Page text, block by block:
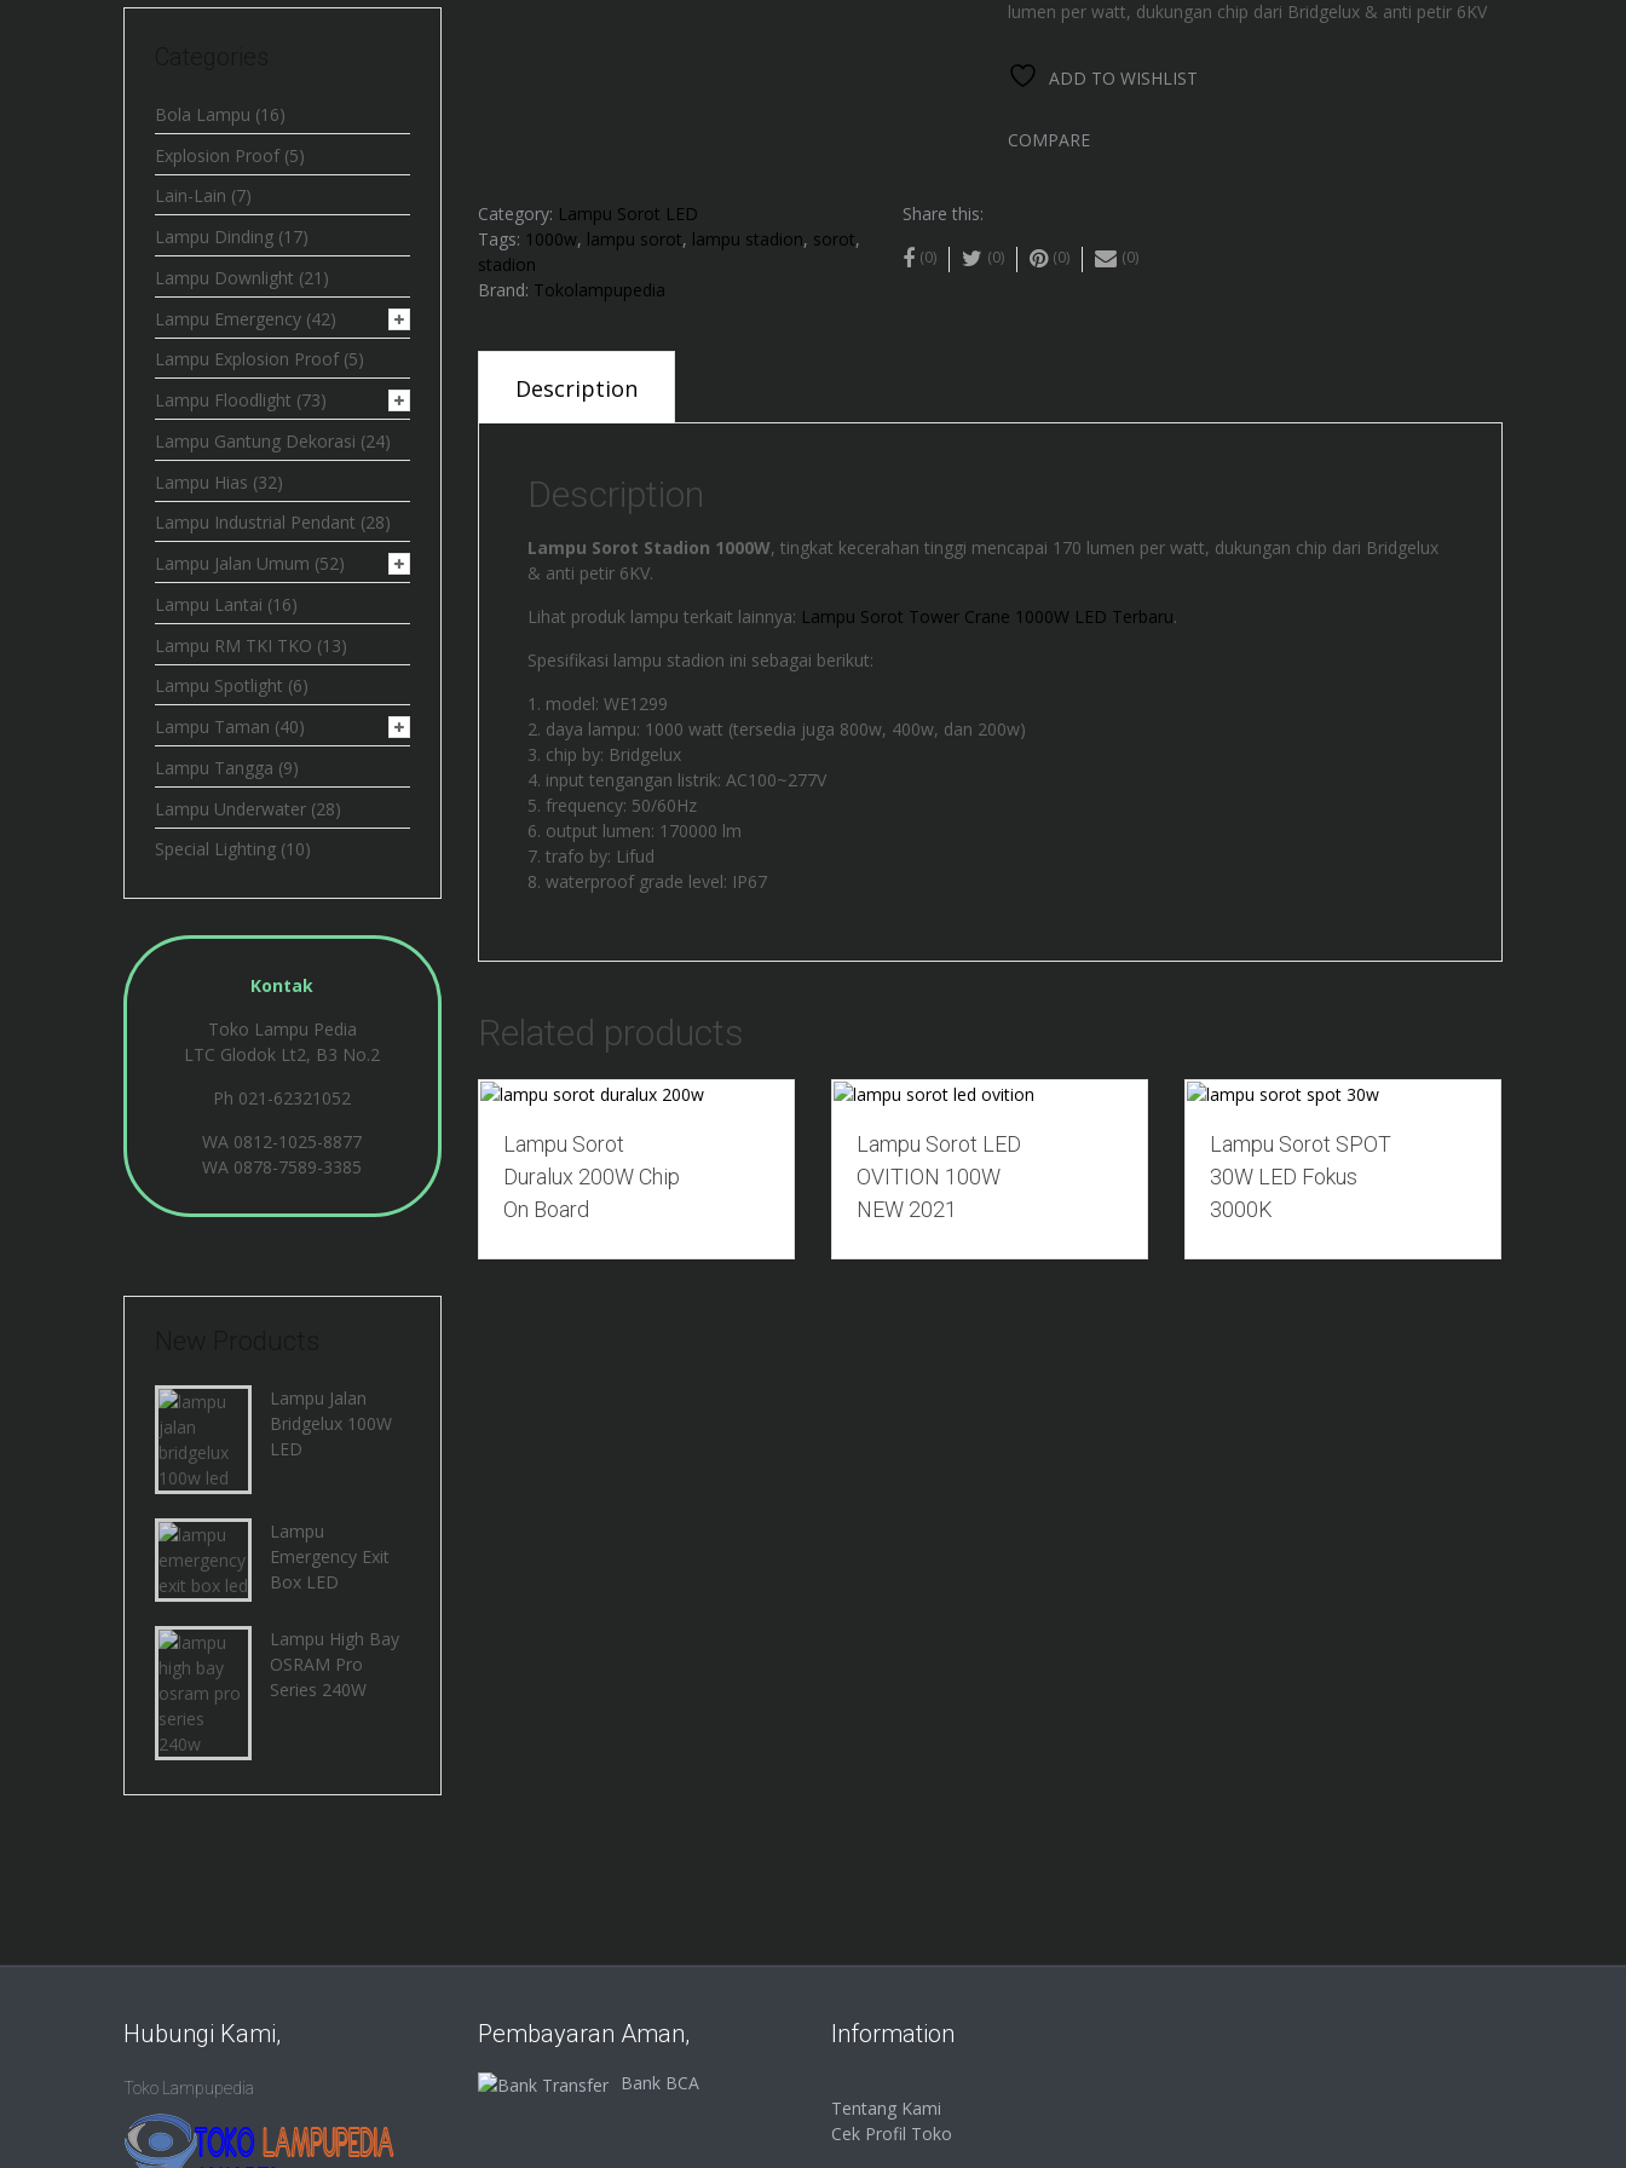
lumen per watt, dukungan chip dari Bridgelux & anti petir 6KV
ADD TO WISHLIST
COMPARE
Category: Lampu Sorot LED
Tags: 1000w, lampu sorot, lampu stadion, sorot,
stadion
Brand: Tokolampupedia
Share this:
(0) (0) (0) (0)
Description
Description
Lampu Sorot Stadion 1000W, tingkat kecerahan tinggi mencapai 170 lumen per watt, dukungan chip dari Bridgelux
& anti petir 6KV.
Lihat produk lampu terkait lainnya: Lampu Sorot Tower Crane 1000W LED Terbaru.
Spesifikasi lampu stadion ini sebagai berikut:
model: WE1299
daya lampu: 1000 watt (tersedia juga 800w, 400w, dan 200w)
chip by: Bridgelux
input tengangan listrik: AC100~277V
frequency: 50/60Hz
output lumen: 170000 lm
trafo by: Lifud
waterproof grade level: IP67
Related products
Lampu Sorot
Duralux 200W Chip
On Board
Lampu Sorot LED
OVITION 100W
NEW 2021
Lampu Sorot SPOT
30W LED Fokus
3000K
Add to Wishlist
Bola Lampu (16)
Explosion Proof (5)
Lain-Lain (7)
Lampu Dinding (17)
Lampu Downlight (21)
Lampu Emergency (42)
Lampu Explosion Proof (5)
Lampu Floodlight (73)
Lampu Gantung Dekorasi (24)
Lampu Hias (32)
Lampu Industrial Pendant (28)
Lampu Jalan Umum (52)
Lampu Lantai (16)
Lampu RM TKI TKO (13)
Lampu Spotlight (6)
Lampu Taman (40)
Lampu Tangga (9)
Lampu Underwater (28)
Special Lighting (10)
Kontak
Toko Lampu Pedia
LTC Glodok Lt2, B3 No.2
Ph 021-62321052
WA 0812-1025-8877
WA 0878-7589-3385
Lampu Jalan
Bridgelux 100W
LED
Lampu
Emergency Exit
Box LED
Lampu High Bay
OSRAM Pro
Series 240W
Hubungi Kami,
Toko Lampupedia
Pembayaran Aman,
Bank BCA
Information
Tentang Kami
Cek Profil Toko